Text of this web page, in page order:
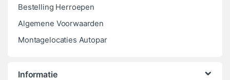
Bestelling Herroepen
Algemene Voorwaarden
Montagelocaties Autopar
Informatie